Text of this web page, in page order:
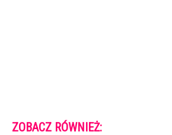
ZOBACZ RÓWNIEŻ: